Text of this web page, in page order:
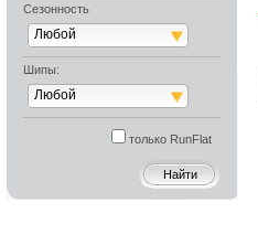
Сезонность
Любой
Шипы:
Любой
только RunFlat